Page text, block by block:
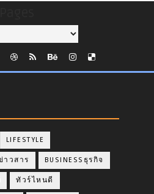
LIFESTYLE
าวสาร BUSINESSธุรกิจ
ทัวร์ไหนดี